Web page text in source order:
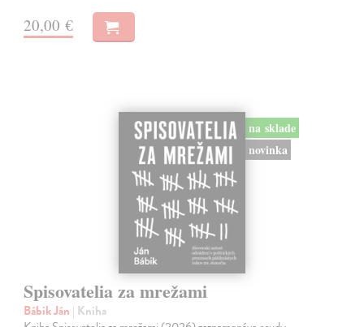
20,00 €
na sklade
novinka
Spisovatelia za mrežami
Bábik Ján | Kniha